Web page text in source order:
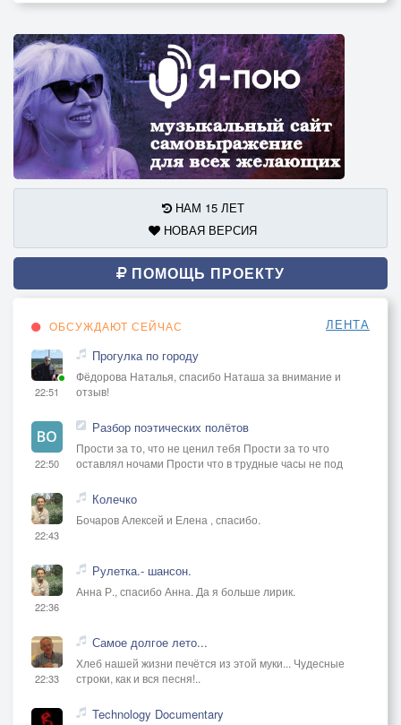
НАМ 15 ЛЕТ
НОВАЯ ВЕРСИЯ
ПОМОЩЬ ПРОЕКТУ
ОБСУЖДАЮТ СЕЙЧАС ЛЕНТА
22:51
Прогулка по городу
Фёдорова Наталья, спасибо Наташа за внимание и
отзыв!
22:50
Разбор поэтических полётов
Прости за то, что не ценил тебя Прости за то что
оставлял ночами Прости что в трудные часы не под
22:43
Колечко
Бочаров Алексей и Елена , спасибо.
22:36
Рулетка.- шансон.
Анна Р., спасибо Анна. Да я больше лирик.
22:33
Самое долгое лето...
Хлеб нашей жизни печётся из этой муки... Чудесные
строки, как и вся песня!..
Technology Documentary